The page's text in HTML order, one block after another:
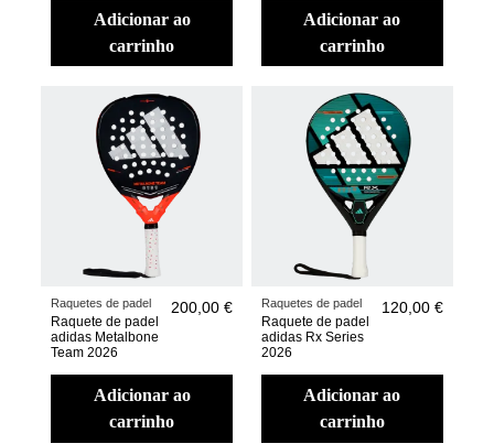
adicionar ao
carrinho
adicionar ao
carrinho
Raquetes de padel
Raquete de padel
adidas Metalbone
Team 2026
200,00 €
adicionar ao
carrinho
Raquetes de padel
Raquete de padel
adidas Rx Series
2026
120,00 €
adicionar ao
carrinho